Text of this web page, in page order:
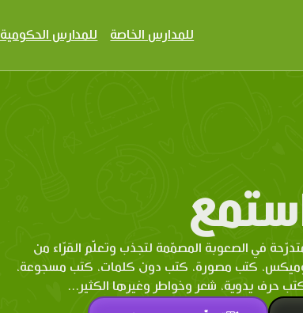
للمدارس الخاصة للمدارس الحكومية
في الصعوبة المصمّمة لتجذب وتعلّم القرّاء من
كوميكس، كتب مصورة، كتب دون كلمات، كتب مسجوعة،
حرف يدوية، شعر وخواطر وغيرها الكثير...